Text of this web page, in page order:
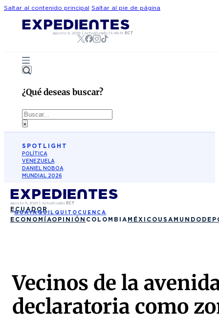
Saltar al contenido principal Saltar al pie de página
agosto 6, 2026| Actualizado 13:48:19 ECT
¿Qué deseas buscar?
Buscar
×
SPOTLIGHT
POLÍTICA
VENEZUELA
DANIEL NOBOA
MUNDIAL 2026
agosto 6, 2026| Actualizado ECT
ECUADOR
GUAYAQUIL QUITO CUENCA
ECONOMÍAOPINIÓN COLOMBIA MÉXICO USA MUNDO
Vecinos de la
declaratoria como